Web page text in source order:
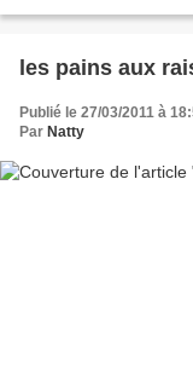
les pains aux
Publié le 27/03/2011 à
Par Natty